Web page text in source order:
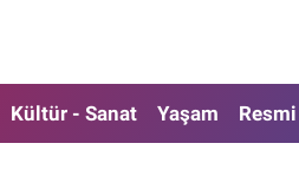
Kültür - Sanat Yaşam